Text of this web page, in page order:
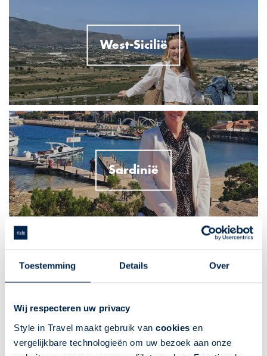
Toestemming Details Over
Wij respecteren uw privacy
Style in Travel maakt gebruik van cookies en
vergelijkbare technologieën om uw bezoek aan onze
West-Sicilië
Sardinië
Massa
Italië